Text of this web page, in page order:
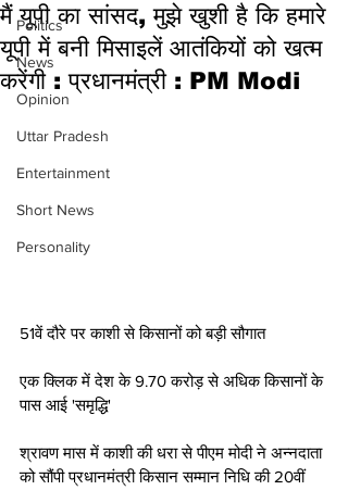
Politics
News
Opinion
Uttar Pradesh
Entertainment
Short News
Personality
मैं यूपी का सांसद, मुझे खुशी है कि हमारे
यूपी में बनी मिसाइलें आतंकियों को खत्म
करेंगी : प्रधानमंत्री : PM Modi
51वें दौरे पर काशी से किसानों को बड़ी सौगात
एक क्लिक में देश के 9.70 करोड़ से अधिक किसानों के
पास आई 'समृद्धि'
श्रावण मास में काशी की धरा से पीएम मोदी ने अन्नदाता
को सौंपी प्रधानमंत्री किसान सम्मान निधि की 20वीं